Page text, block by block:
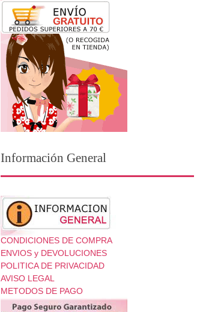
Información General
CONDICIONES DE COMPRA
ENVIOS y DEVOLUCIONES
POLITICA DE PRIVACIDAD
AVISO LEGAL
METODOS DE PAGO